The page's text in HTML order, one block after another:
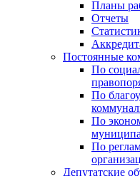
Планы
Отчеты
Постоянные
По
По
По
По
Депутатские